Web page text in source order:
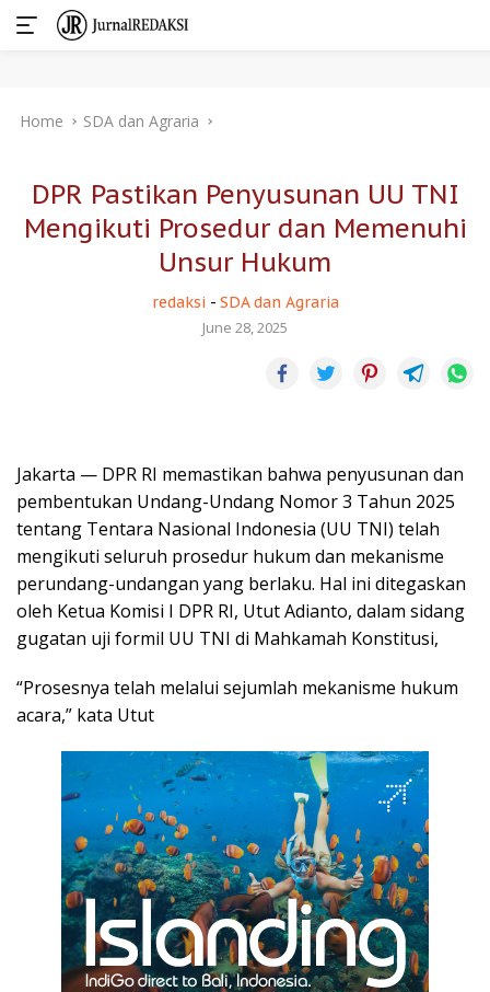
Home SDA dan Agraria
DPR Pastikan Penyusunan UU TNI
Mengikuti Prosedur dan Memenuhi
Unsur Hukum
redaksi - SDA dan Agraria
June 28, 2025
Jakarta — DPR RI memastikan bahwa penyusunan dan
pembentukan Undang-Undang Nomor 3 Tahun 2025
tentang Tentara Nasional Indonesia (UU TNI) telah
mengikuti seluruh prosedur hukum dan mekanisme
perundang-undangan yang berlaku. Hal ini ditegaskan
oleh Ketua Komisi I DPR RI, Utut Adianto, dalam sidang
gugatan uji formil UU TNI di Mahkamah Konstitusi,
“Prosesnya telah melalui sejumlah mekanisme hukum
acara,” kata Utut